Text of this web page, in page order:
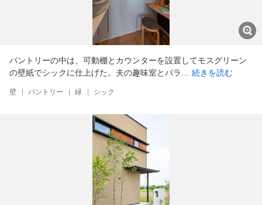
パントリーの中は、可動棚とカウンターを設置してモスグリーン
の壁紙でシックに仕上げた。夫の趣味室とバラ… 続きを読む
壁 パントリー 緑 シック